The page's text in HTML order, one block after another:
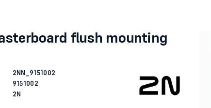
flush mounting
2NN_9151002
9151002
2N